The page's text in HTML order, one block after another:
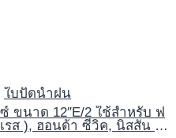
ใบปัดน้ำฝน
ขนาด 12″E/2 ใช้สำหรับ ฟ
รส ), ฮอนด้า ซีวิค, นิสสัน ลิ